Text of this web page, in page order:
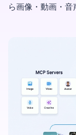
ら画像・動画・